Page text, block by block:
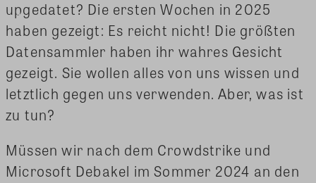
upgedatet? Die ersten Wochen in 2025
haben gezeigt: Es reicht nicht! Die größten
Datensammler haben ihr wahres Gesicht
gezeigt. Sie wollen alles von uns wissen und
letztlich gegen uns verwenden. Aber, was ist
zu tun?
Müssen wir nach dem Crowdstrike und
Microsoft Debakel im Sommer 2024 an den